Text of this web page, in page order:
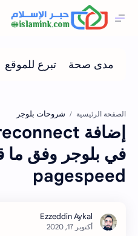
الصفحة الرئيسية شروحات بلوجر
في بلوجر وفق ما
pagespeed